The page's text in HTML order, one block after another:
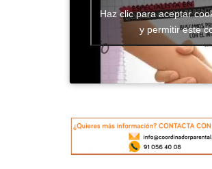
30
de
junio
en
Madrid»
Haz clic para aceptar
y permitir este